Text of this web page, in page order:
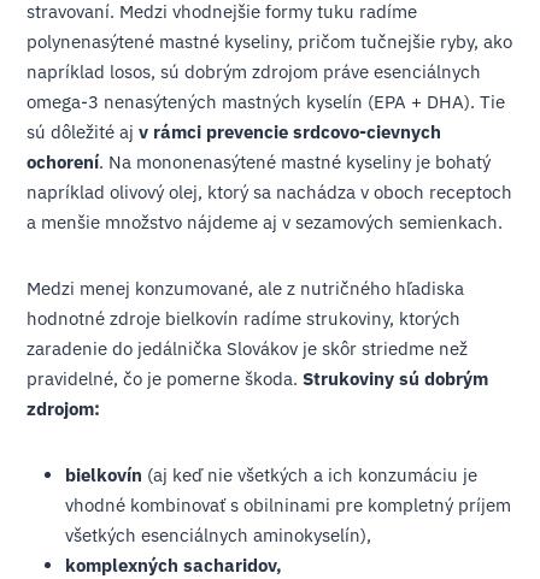
stravovaní. Medzi vhodnejšie formy tuku radíme
polynenasýtené mastné kyseliny, pričom tučnejšie ryby, ako
napríklad losos, sú dobrým zdrojom práve esenciálnych
omega-3 nenasýtených mastných kyselín (EPA + DHA). Tie
sú dôležité aj v rámci prevencie srdcovo-cievnych
ochorení. Na mononenasýtené mastné kyseliny je bohatý
napríklad olivový olej, ktorý sa nachádza v oboch receptoch
a menšie množstvo nájdeme aj v sezamových semienkach.
Medzi menej konzumované, ale z nutričného hľadiska
hodnotné zdroje bielkovín radíme strukoviny, ktorých
zaradenie do jedálnička Slovákov je skôr striedme než
pravidelné, čo je pomerne škoda. Strukoviny sú dobrým
zdrojom:
bielkovín (aj keď nie všetkých a ich konzumáciu je
vhodné kombinovať s obilninami pre kompletný príjem
všetkých esenciálnych aminokyselín),
komplexných sacharidov,